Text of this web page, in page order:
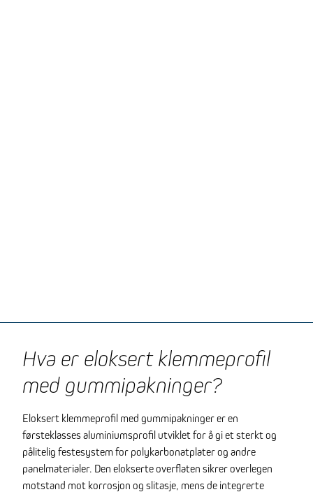
Hva er eloksert klemmeprofil
med gummipakninger?
Eloksert klemmeprofil med gummipakninger er en
førsteklasses aluminiumsprofil utviklet for å gi et sterkt og
pålitelig festesystem for polykarbonatplater og andre
panelmaterialer. Den elokserte overflaten sikrer overlegen
motstand mot korrosjon og slitasje, mens de integrerte